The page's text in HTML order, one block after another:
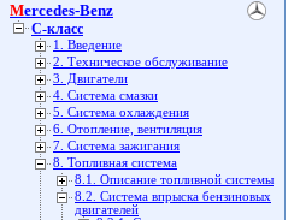
Mercedes-Benz
C-класс
1. Введение
2. Техническое обслуживание
3. Двигатели
4. Система смазки
5. Система охлаждения
6. Отопление, вентиляция
7. Система зажигания
8. Топливная система
8.1. Описание топливной системы
8.2. Система впрыска бензиновых
двигателей